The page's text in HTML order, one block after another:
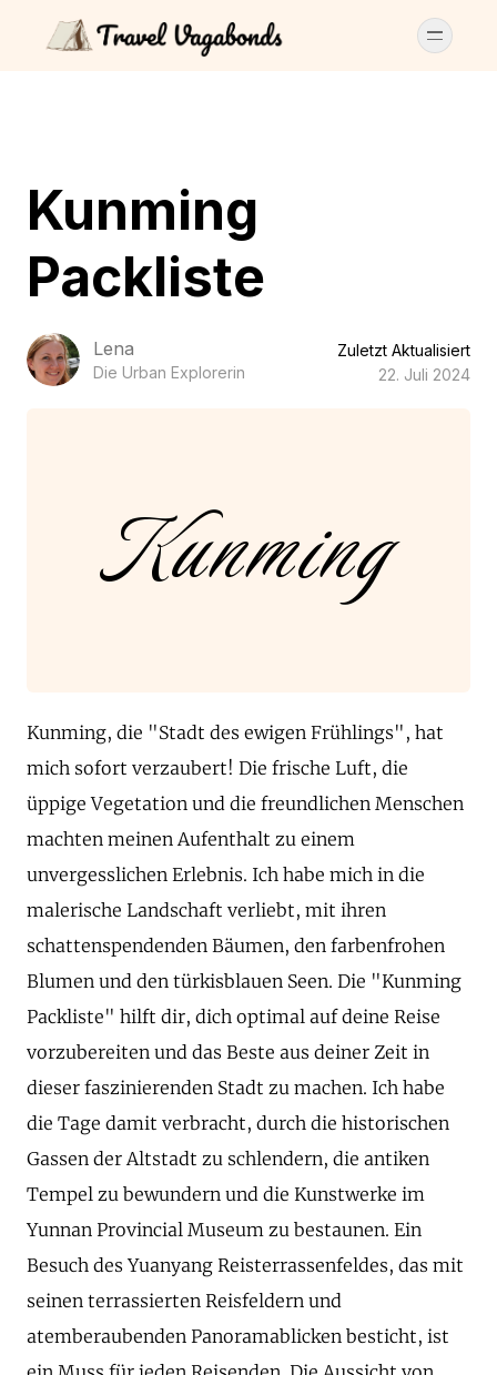
Kunming
Packliste
Lena
Die Urban Explorerin
Zuletzt Aktualisiert
22. Juli 2024
Kunming
Kunming, die "Stadt des ewigen Frühlings", hat
mich sofort verzaubert! Die frische Luft, die
üppige Vegetation und die freundlichen Menschen
machten meinen Aufenthalt zu einem
unvergesslichen Erlebnis. Ich habe mich in die
malerische Landschaft verliebt, mit ihren
schattenspendenden Bäumen, den farbenfrohen
Blumen und den türkisblauen Seen. Die "Kunming
Packliste" hilft dir, dich optimal auf deine Reise
vorzubereiten und das Beste aus deiner Zeit in
dieser faszinierenden Stadt zu machen. Ich habe
die Tage damit verbracht, durch die historischen
Gassen der Altstadt zu schlendern, die antiken
Tempel zu bewundern und die Kunstwerke im
Yunnan Provincial Museum zu bestaunen. Ein
Besuch des Yuanyang Reisterrassenfeldes, das mit
seinen terrassierten Reisfeldern und
atemberaubenden Panoramablicken besticht, ist